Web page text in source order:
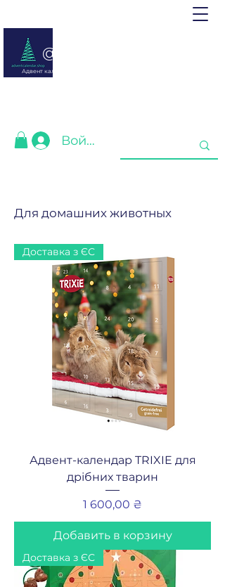
@ adventcalendar.shop
Адвент календарь - это календарь ожидания Рождества или
Войти
Для домашних животных
Доставка з ЄС
Адвент-календар TRIXIE для
дрібних тварин
Цена
1 600,00 ₴
Добавить в корзину
Доставка з ЄС